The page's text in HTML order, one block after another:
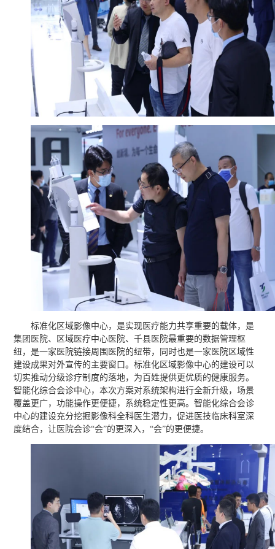
标准化区域影像中心，是实现医疗能力共享重要的载体，是
集团医院、区域医疗中心医院、千县医院最重要的数据管理枢
纽，是一家医院链接周围医院的纽带，同时也是一家医院区域性
建设成果对外宣传的主要窗口。标准化区域影像中心的建设可以
切实推动分级诊疗制度的落地，为百姓提供更优质的健康服务。
智能化综合会诊中心，本次方案对系统架构进行全新升级，场景
覆盖更广，功能操作更便捷，系统稳定性更高。智能化综合会诊
中心的建设充分挖掘影像科全科医生潜力，促进医技临床科室深
度结合，让医院会诊“会”的更深入，“会”的更便捷。